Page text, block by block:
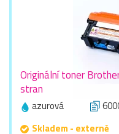
Originální toner
stran
azurová
Skladem - externě